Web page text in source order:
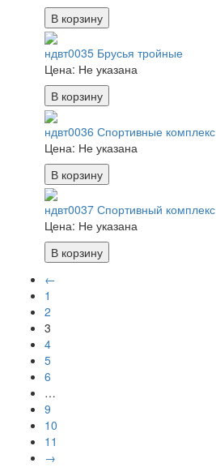
В корзину
ндвт0035 Брусья тройные
Цена: Не указана
В корзину
ндвт0036 Спортивные комплекс
Цена: Не указана
В корзину
ндвт0037 Спортивный комплекс
Цена: Не указана
В корзину
←
1
2
3
4
5
6
…
9
10
11
→